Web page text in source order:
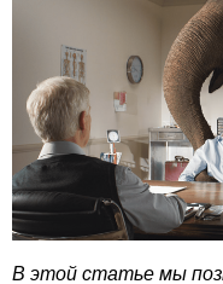
В этой статье мы